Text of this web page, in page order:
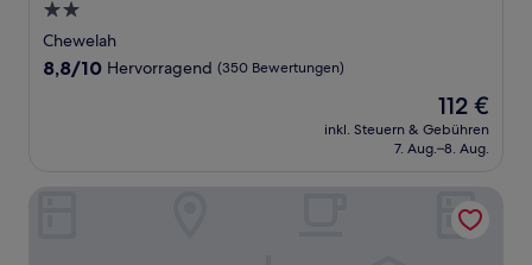
2.0-
Sterne-
Unterkunft
Chewelah
8.8
8,8/10 Hervorragend (350 Bewertungen)
Der
Preis
beträgt
112 €
inkl. Steuern & Gebühren
7. Aug.–8. Aug.